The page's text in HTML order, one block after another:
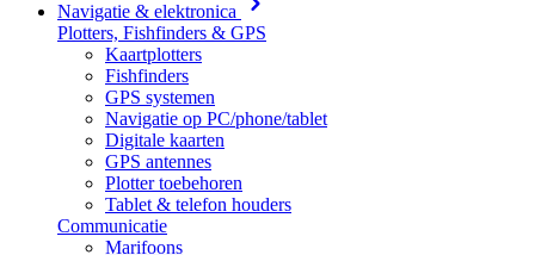
Navigatie & elektronica
Plotters, Fishfinders & GPS
Kaartplotters
Fishfinders
GPS systemen
Navigatie op PC/phone/tablet
Digitale kaarten
GPS antennes
Plotter toebehoren
Tablet & telefon houders
Communicatie
Marifoons